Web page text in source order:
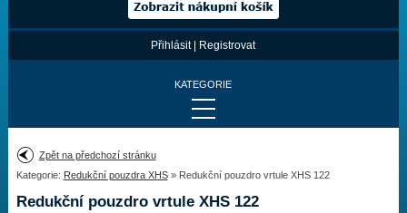
Přihlásit| Registrovat
KATEGORIE
Provedení:
Výrobce:
Zpět na předchozí stránku
Kategorie: Redukční pouzdra XHS» Redukční pouzdro vrtule XHS 122
Redukční pouzdro vrtule XHS 122